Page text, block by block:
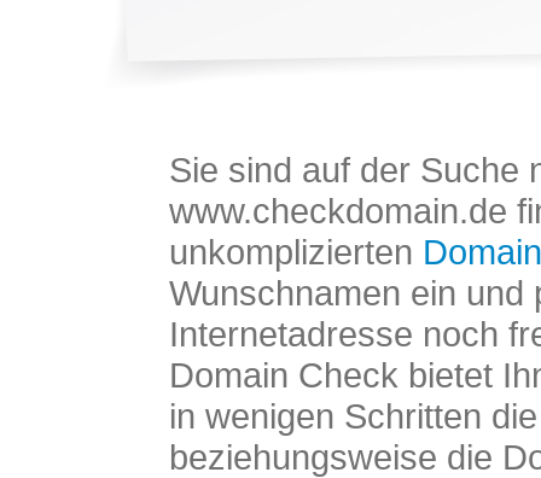
Sie sind auf der Suche
www.checkdomain.de
unkomplizierten
Wunschnamen ein und
Internetadresse noch
Domain Check bietet
in wenigen Schritten
beziehungsweise die